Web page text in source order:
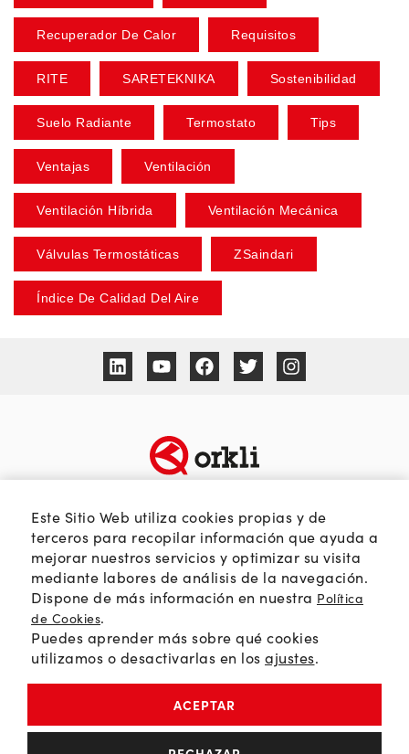
Recuperador De Calor Requisitos
RITE SARETEKNIKA Sostenibilidad
Suelo Radiante Termostato Tips
Ventajas Ventilación
Ventilación Híbrida Ventilación Mecánica
Válvulas Termostáticas ZSaindari
Índice De Calidad Del Aire
TEMÁTICAS
Calidad del aire
Passivhaus
Eficiencia y ahorro
Soluciones HVAC
Orkli Global
Comunidad profesional
SOBRE ORKLI
Quienes somos
Web Orkli
Contacto
Este Sitio Web utiliza cookies propias y de
terceros para recopilar información que ayuda a
mejorar nuestros servicios y optimizar su visita
mediante labores de análisis de la navegación.
Dispone de más información en nuestra Política
de Cookies.
Puedes aprender más sobre qué cookies
utilizamos o desactivarlas en los ajustes.
ACEPTAR